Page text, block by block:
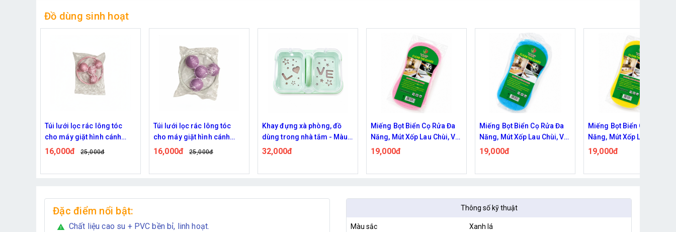
Đồ dùng sinh hoạt
Túi lưới lọc rác lông tóc
cho máy giặt hình cánh
quạt - Tím
16,000đ 25,000đ
Khay đựng xà phòng, đồ
dùng trong nhà tắm - Màu
Xanh
32,000đ
Miếng Bọt Biển Cọ Rửa Đa
Năng, Mút Xốp Lau Chùi, Vệ
Sinh Xe Cộ Đồ Dùng - Màu
19,000đ
Miếng Bọt Biển Cọ Rửa Đa
Năng, Mút Xốp Lau Chùi, Vệ
Sinh Xe Cộ Đồ Dùng - Màu
19,000đ
Miếng Bọt Biển Cọ Rửa Đa
Năng, Mút Xốp Lau Chùi, Vệ
Sinh Xe Cộ Đồ Dùng - Màu
19,000đ
Miếng Bọt Biển Cọ Rửa Đa
Năng, Mút Xốp Lau Chùi,
Sinh Xe Cộ Đồ Dùng - Màu
19,000đ
Đặc điểm nổi bật:
warning Chất liệu cao su + PVC bền bỉ, linh hoạt.
Thông số kỹ thuật
Màu sắc Xanh lá